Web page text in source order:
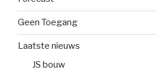
Geen Toegang
Laatste nieuws
JS bouw